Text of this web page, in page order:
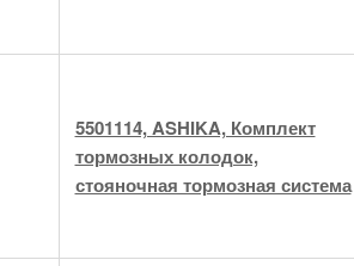
5501114, ASHIKA, Комплект
тормозных колодок,
стояночная тормозная система